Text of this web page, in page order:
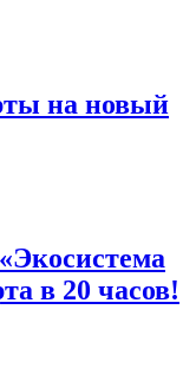
на новый
в 20 часов!